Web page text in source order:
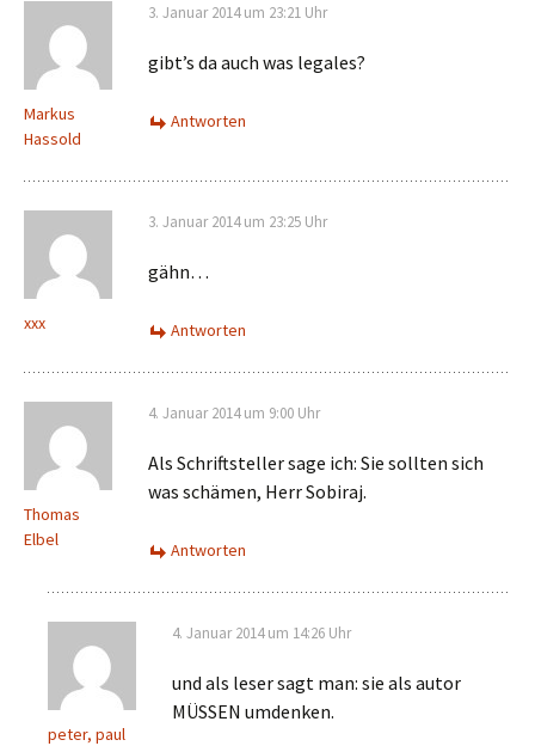
Markus
Hassold
3. Januar 2014 um 23:21 Uhr
gibt’s da auch was legales?
Antworten
xxx
3. Januar 2014 um 23:25 Uhr
gähn…
Antworten
Thomas
Elbel
4. Januar 2014 um 9:00 Uhr
Als Schriftsteller sage ich: Sie sollten sich
was schämen, Herr Sobiraj.
Antworten
peter, paul
4. Januar 2014 um 14:26 Uhr
und als leser sagt man: sie als autor
MÜSSEN umdenken.